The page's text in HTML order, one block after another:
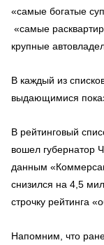
«самые богатые
«самые
крупные
В каждый из
выдающимися
В рейтинговый
вошел губернатор
данным
снизился на 4,5
строчку рейтинга
Напомним, что